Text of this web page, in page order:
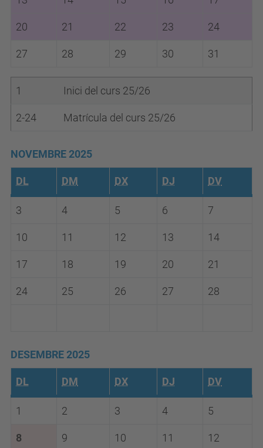
20 21 22 23 24
27 28 29 30 31
1 Inici del curs 25/26
2-24 Matrícula del curs 25/26
NOVEMBRE 2025
DL DM DX DJ DV
3 4 5 6 7
10 11 12 13 14
17 18 19 20 21
24 25 26 27 28
DESEMBRE 2025
DL DM DX DJ DV
1 2 3 4 5
8 9 10 11 12